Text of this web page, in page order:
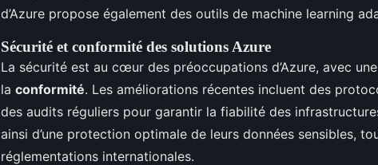
d’Azure propose également des outils de machine learning
Sécurité et conformité des solutions Azure
La sécurité est au cœur des préoccupations d’Azure, avec
la conformité. Les améliorations récentes incluent des
des audits réguliers pour garantir la fiabilité des
ainsi d’une protection optimale de leurs données sensibles,
réglementations internationales.